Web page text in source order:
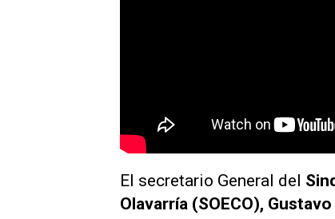
El secretario General del
Olavarría (SOECO),